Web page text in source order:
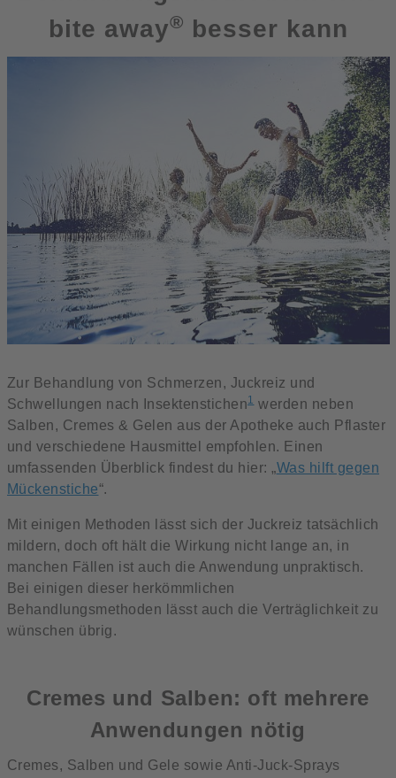
bite away® besser kann
Zur Behandlung von Schmerzen, Juckreiz und
Schwellungen nach Insektenstichen1werden neben
Salben, Cremes & Gelen aus der Apotheke auch Pflaster
und verschiedene Hausmittel empfohlen. Einen
umfassenden Überblick findest du hier: „Was hilft gegen
Mückenstiche“.
Mit einigen Methoden lässt sich der Juckreiz tatsächlich
mildern, doch oft hält die Wirkung nicht lange an, in
manchen Fällen ist auch die Anwendung unpraktisch.
Bei einigen dieser herkömmlichen
Behandlungsmethoden lässt auch die Verträglichkeit zu
wünschen übrig.
Cremes und Salben: oft mehrere
Anwendungen nötig
Cremes, Salben und Gele sowie Anti-Juck-Sprays